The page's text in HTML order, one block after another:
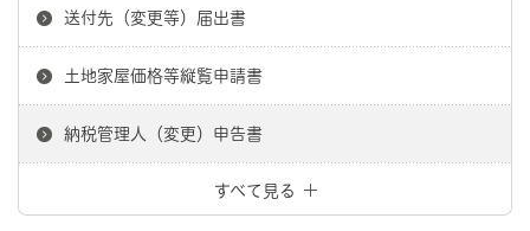
送付先（変更等）届出書
土地家屋価格等縦覧申請書
納税管理人（変更）申告書
すべて見る